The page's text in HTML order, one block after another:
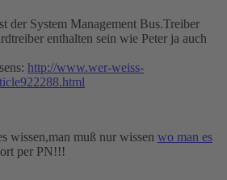
der System Management Bus.Treiber
enthalten sein wie Peter ja auch
http://www.wer-weiss-
wissen,man muß nur wissen wo man es
per PN!!!